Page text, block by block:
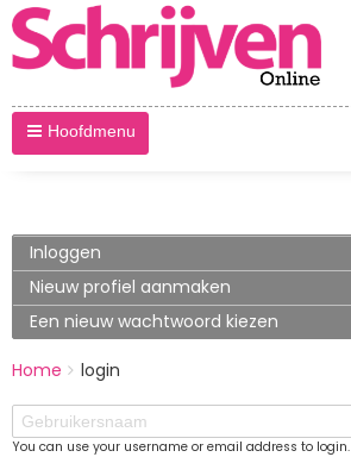
Hoofdmenu
Primary
tabs
Inloggen
tabblad)
Nieuw profiel aanmaken
Een nieuw wachtwoord kiezen
BREADCRUMBS
You
here:
Home
login
Gebruikersnaam
You can use your username or email address to login.